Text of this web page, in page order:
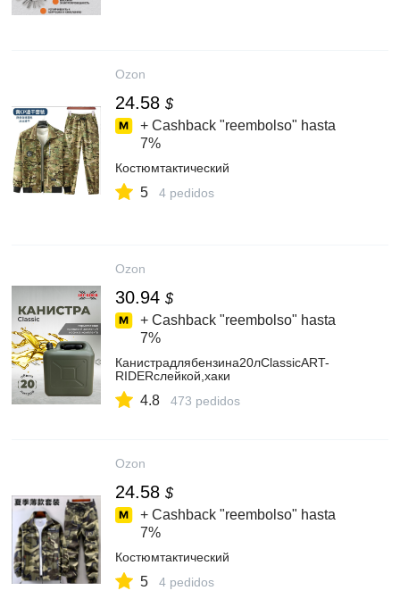
Ozon
24.58 $
+ Cashback "reembolso" hasta
7%
Костюмтактический
5 4 pedidos
Ozon
30.94 $
+ Cashback "reembolso" hasta
7%
Канистрадлябензина20лClassicART-
RIDERслейкой,хаки
4.8 473 pedidos
Ozon
24.58 $
+ Cashback "reembolso" hasta
7%
Костюмтактический
5 4 pedidos